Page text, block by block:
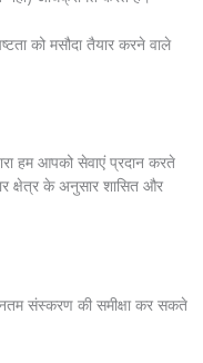
को मसौदा तैयार करने वाले
हम आपको सेवाएं प्रदान करते
क्षेत्र के अनुसार शासित और
संस्करण की समीक्षा कर सकते